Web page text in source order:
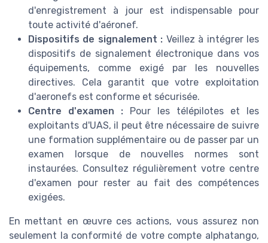
d'enregistrement à jour est indispensable pour
toute activité d'aéronef.
Dispositifs de signalement : Veillez à intégrer les
dispositifs de signalement électronique dans vos
équipements, comme exigé par les nouvelles
directives. Cela garantit que votre exploitation
d'aeronefs est conforme et sécurisée.
Centre d'examen : Pour les télépilotes et les
exploitants d'UAS, il peut être nécessaire de suivre
une formation supplémentaire ou de passer par un
examen lorsque de nouvelles normes sont
instaurées. Consultez régulièrement votre centre
d'examen pour rester au fait des compétences
exigées.
En mettant en œuvre ces actions, vous assurez non
seulement la conformité de votre compte alphatango,